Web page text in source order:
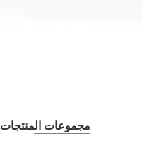
مجموعات المنتجات